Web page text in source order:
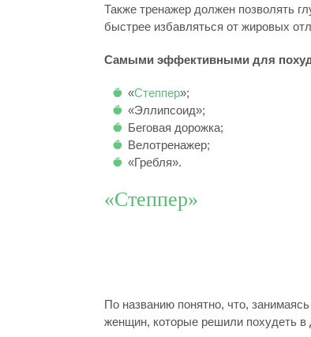
Также тренажер должен позволять
быстрее избавляться от жировых
Самыми эффективными для
«Степпер»;
«Эллипсоид»;
Беговая дорожка;
Велотренажер;
«Гребля».
«Степпер»
По названию понятно, что,
женщин, которые решили похудеть